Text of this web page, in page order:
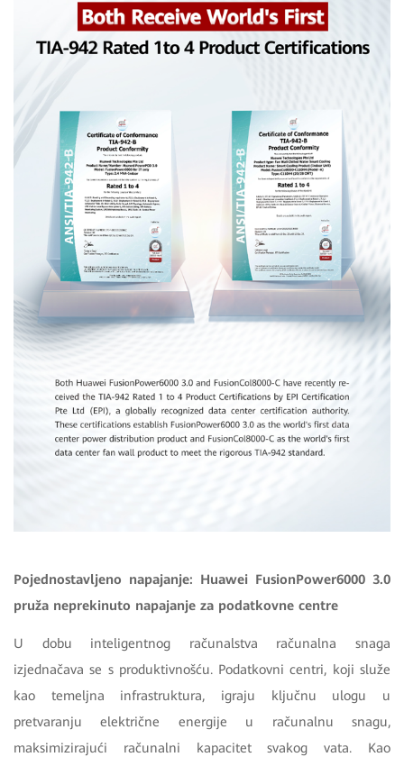
Pojednostavljeno napajanje: Huawei FusionPower6000 3.0
pruža neprekinuto napajanje za podatkovne centre
U dobu inteligentnog računalstva računalna snaga
izjednačava se s produktivnošću. Podatkovni centri, koji služe
kao temeljna infrastruktura, igraju ključnu ulogu u
pretvaranju električne energije u računalnu snagu,
maksimizirajući računalni kapacitet svakog vata. Kao